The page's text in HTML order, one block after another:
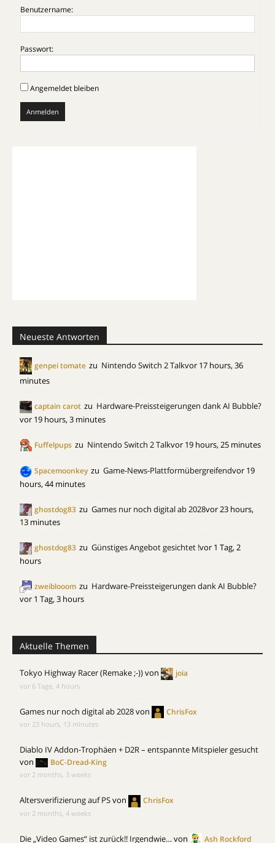
Benutzername:
Passwort:
Angemeldet bleiben
Anmelden
Neueste Antworten
genpei tomate zu Nintendo Switch 2 Talkvor 17 hours, 36
minutes
captain carot zu Hardware-Preissteigerungen dank AI Bubble?
vor 19 hours, 3 minutes
Fuffelpups zu Nintendo Switch 2 Talkvor 19 hours, 25 minutes
Spacemoonkey zu Game-News-Plattformübergreifendvor 19
hours, 44 minutes
ghostdog83 zu Games nur noch digital ab 2028vor 23 hours,
13 minutes
ghostdog83 zu Günstiges Angebot gesichtet !vor 1 Tag, 2
hours
zweiblooom zu Hardware-Preissteigerungen dank AI Bubble?
vor 1 Tag, 3 hours
Aktuelle Themen
Tokyo Highway Racer (Remake ;-))von joia
vor 6 Tage, 4 hours
Games nur noch digital ab 2028von ChrisFox
vor 23 hours, 13 minutes
Diablo IV Addon-Trophäen + D2R – entspannte Mitspieler gesucht
von
BoC-Dread-King
vor 2 months, 3 weeks
Altersverifizierung auf PSvon ChrisFox
vor 2 months, 4 weeks
Die „Video Games“ ist zurück!! Irgendwie…von Ash Rockford